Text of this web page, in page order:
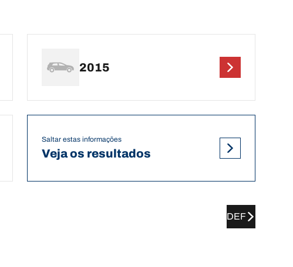
2015
Saltar estas informações
Veja os resultados
DEF